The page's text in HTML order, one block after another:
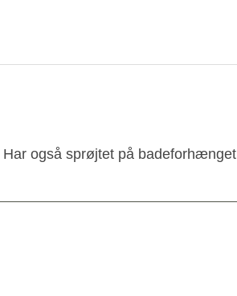
også sprøjtet på badeforhænget